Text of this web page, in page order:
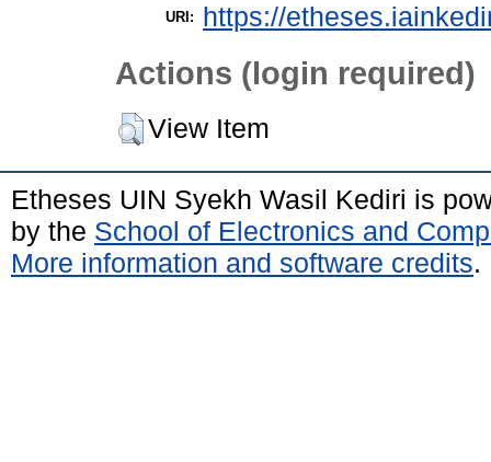
URI: https://
Actions (login required)
View Item
Etheses UIN Syekh Wasil Kediri is
by the School of Electronics and
More information and software credits.